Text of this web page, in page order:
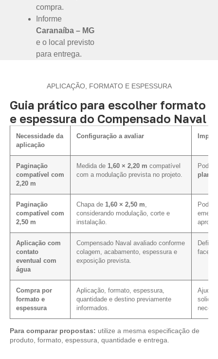
compra.
Informe
Caranaíba – MG
e o local previsto
para entrega.
APLICAÇÃO, FORMATO E ESPESSURA
Guia prático para escolher formato
e espessura do Compensado Naval
Necessidade da
aplicação
Configuração a avaliar
Paginação
compatível com
2,20 m
Medida de 1,60 × 2,20 m compatível
com a modulação prevista no projeto.
Pode
plano
Paginação
compatível com
2,50 m
Chapa de 1,60 × 2,50 m
considerando modulação, corte e
instalação.
Pode
Aplicação com
contato
eventual com
água
Compensado Naval avaliado conforme
colagem, acabamento, espessura e
exposição prevista.
faces,
Compra por
formato e
espessura
Aplicação, formato, espessura,
quantidade e destino previamente
informados.
Ajuda
Para comparar propostas: utilize a mesma especificação de
produto, formato, espessura, quantidade e entrega.